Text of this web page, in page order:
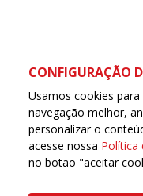
CONFIGURAÇÃO
Usamos cookies
navegação melhor,
personalizar o
acesse nossa Política
no botão "aceitar